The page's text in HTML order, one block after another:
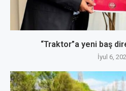
“Traktor”a yeni baş
İyul 6,